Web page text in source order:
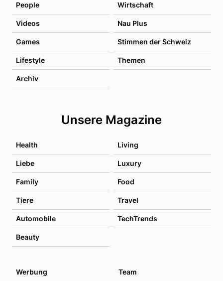
People Wirtschaft
Videos Nau Plus
Games Stimmen der Schweiz
Lifestyle Themen
Archiv
Unsere Magazine
Health Living
Liebe Luxury
Family Food
Tiere Travel
Automobile TechTrends
Beauty
Werbung Team